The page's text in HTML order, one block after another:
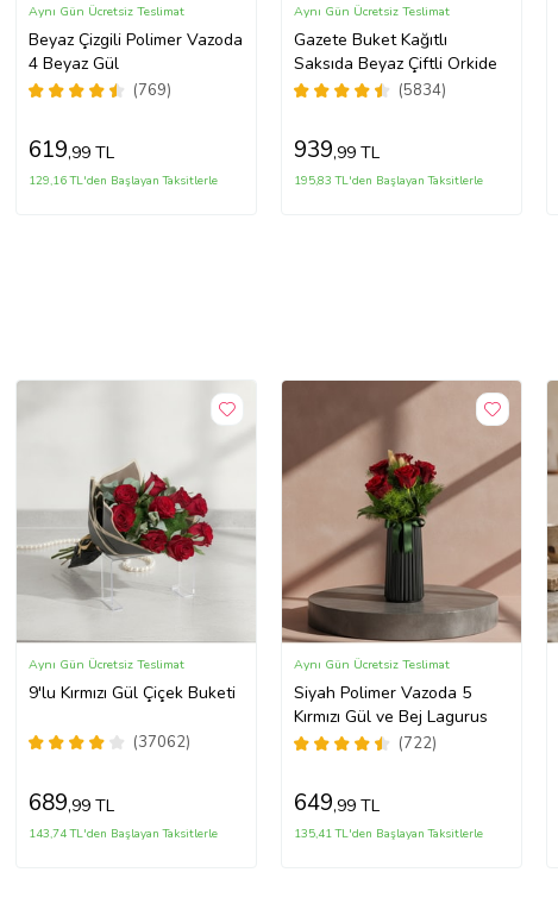
Beyaz Çizgili Polimer Vazoda
4 Beyaz Gül
(769)
Aynı Gün Ücretsiz Teslimat
619,99 TL
129,16 TL'den Başlayan Taksitlerle
Gazete Buket Kağıtlı
Saksıda Beyaz Çiftli Orkide
(5834)
Aynı Gün Ücretsiz Teslimat
939,99 TL
195,83 TL'den Başlayan Taksitlerle
9'lu Kırmızı Gül Çiçek Buketi
(37062)
Aynı Gün Ücretsiz Teslimat
689,99 TL
143,74 TL'den Başlayan Taksitlerle
Siyah Polimer Vazoda 5
Kırmızı Gül ve Bej Lagurus
(722)
Aynı Gün Ücretsiz Teslimat
649,99 TL
135,41 TL'den Başlayan Taksitlerle